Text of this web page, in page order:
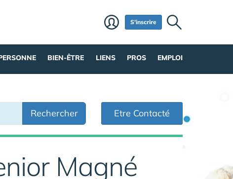
S'inscrire
BIEN-ÊTRE LIENS PROS EMPLOI
Rechercher Etre Contacté
Magné